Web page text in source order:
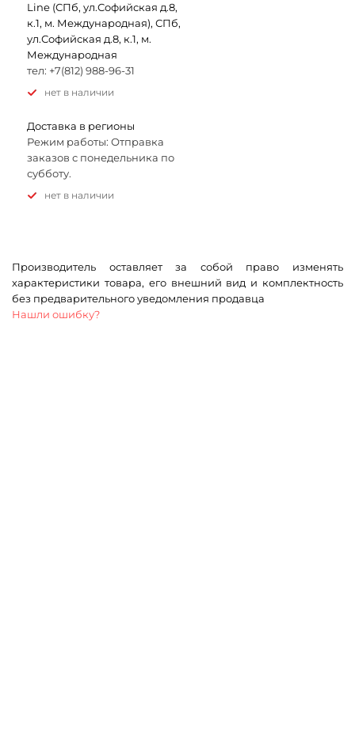
Line (СПб, ул.Софийская д.8,
к.1, м. Международная), СПб,
ул.Софийская д.8, к.1, м.
Международная
тел: +7(812) 988-96-31
Нет в наличии
Доставка в регионы
Режим работы: Отправка
заказов с понедельника по
субботу.
Нет в наличии
Производитель оставляет за собой право изменять
характеристики товара, его внешний вид и комплектность
без предварительного уведомления продавца
Нашли ошибку?